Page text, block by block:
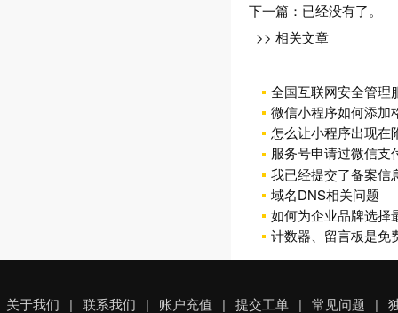
下一篇：已经没有了。
>> 相关文章
全国互联网安全管理
微信小程序如何添加
怎么让小程序出现在
服务号申请过微信支
我已经提交了备案信
域名DNS相关问题
如何为企业品牌选择
计数器、留言板是免
关于我们 | 联系我们 | 账户充值 | 提交工单 | 常见问题 |